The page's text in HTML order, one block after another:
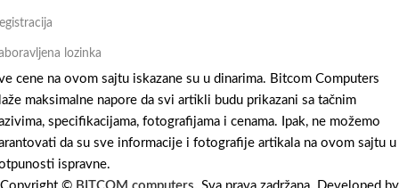
lozinka
cene na ovom sajtu iskazane su u dinarima. Bitcom Computers
maksimalne napore da svi artikli budu prikazani sa tačnim
specifikacijama, fotografijama i cenama. Ipak, ne možemo
da su sve informacije i fotografije artikala na ovom sajtu u
ispravne.